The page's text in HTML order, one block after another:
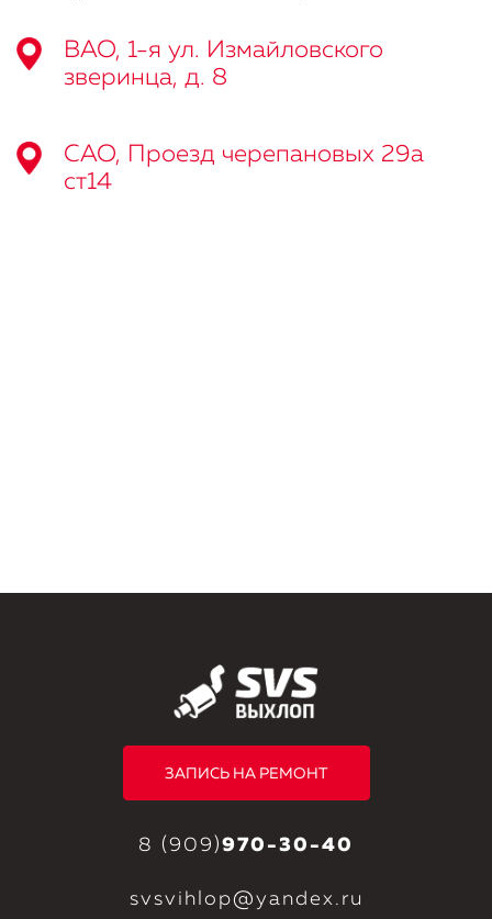
ВАО, 1-я ул. Измайловского
зверинца, д. 8
САО, Проезд черепановых 29а
ст14
ЗАПИСЬ НА РЕМОНТ
8 (909)970-30-40
svsvihlop@yandex.ru